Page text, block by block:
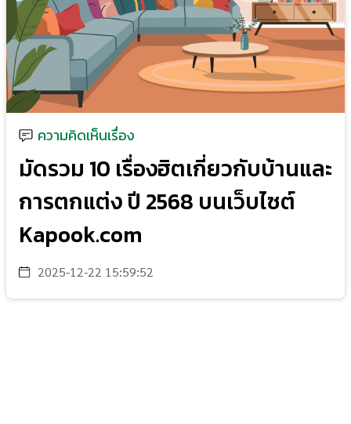
ความคิดเห็นเรื่อง
มัดรวม 10 เรื่องฮิตเกี่ยวกับบ้านและ
การตกแต่ง ปี 2568 บนเว็บไซต์
Kapook.com
2025-12-22 15:59:52